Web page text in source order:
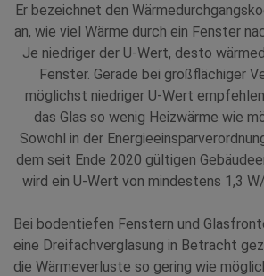
Er bezeichnet den
an, wie viel Wärme durch ein Fenster
Je niedriger der U-Wert, desto
Fenster. Gerade bei großflächiger
möglichst niedriger U-Wert
das Glas so wenig Heizwärme wie
Sowohl in der
dem seit Ende 2020 gültigen
wird ein U-Wert von mindestens 1,3
Bei bodentiefen Fenstern und
eine Dreifachverglasung in Betracht
die Wärmeverluste so gering wie